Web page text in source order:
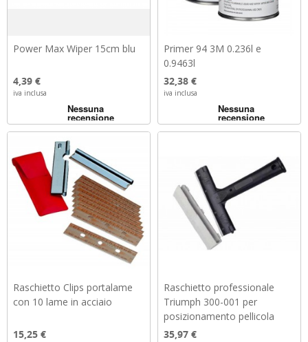
Power Max Wiper 15cm blu
Prezzo
4,39 €
iva inclusa
Primer 94 3M 0.236l e
0.9463l
Prezzo
32,38 €
iva inclusa
Raschietto Clips portalame
con 10 lame in acciaio
Prezzo
15,25 €
Raschietto professionale
Triumph 300-001 per
posizionamento pellicola
Prezzo
35,97 €